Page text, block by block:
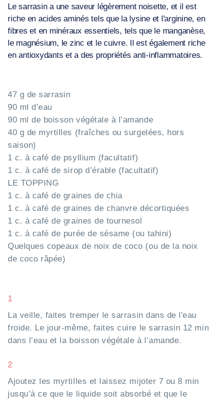
Le sarrasin a une saveur légèrement noisette, et il est
riche en acides aminés tels que la lysine et l'arginine, en
fibres et en minéraux essentiels, tels que le manganèse,
le magnésium, le zinc et le cuivre. Il est également riche
en antioxydants et a des propriétés anti-inflammatoires.
47 g de sarrasin
90 ml d’eau
90 ml de boisson végétale à l’amande
40 g de myrtilles (fraîches ou surgelées, hors
saison)
1 c. à café de psyllium (facultatif)
1 c. à café de sirop d’érable (facultatif)
LE TOPPING
1 c. à café de graines de chia
1 c. à café de graines de chanvre décortiquées
1 c. à café de graines de tournesol
1 c. à café de purée de sésame (ou tahini)
Quelques copeaux de noix de coco (ou de la noix
de coco râpée)
1
La veille, faites tremper le sarrasin dans de l'eau
froide. Le jour-même, faites cuire le sarrasin 12 min
dans l’eau et la boisson végétale à l’amande.
2
Ajoutez les myrtilles et laissez mijoter 7 ou 8 min
jusqu’à ce que le liquide soit absorbé et que le